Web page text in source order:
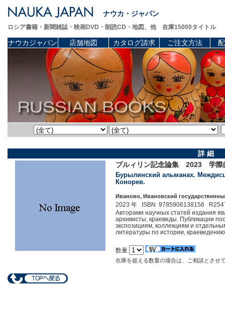
ナウカ・ジャパン
ロシア書籍・新聞雑誌・映画DVD・朗読CD・地図、他 在庫15000タイトル
ナウカジャパン 店舗地図 カタログ請求 ご注文方法
詳 細
ブルィリン記念論集 2023 学
Бурылинский альманах.
Конорев.
Иваново, Ивановский
2023 年 ISBN 9785906138156
Авторами научных статей издания
архивисты, краеведы. Публикации
экспозициям, коллекциям и
литературы по истории,
数量
在庫を超える数量の場合は、ご相談とさせ